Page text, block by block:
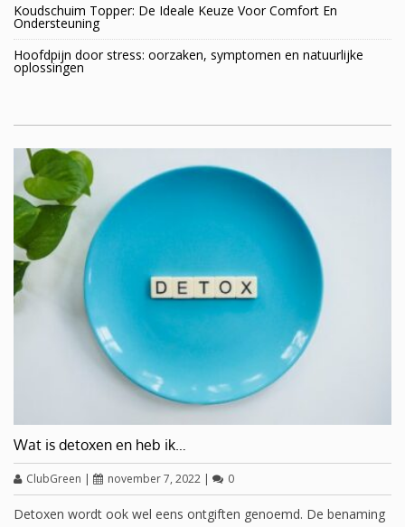
Koudschuim Topper: De Ideale Keuze Voor Comfort En
Ondersteuning
Hoofdpijn door stress: oorzaken, symptomen en natuurlijke
oplossingen
Wat is detoxen en heb ik…
ClubGreen | november 7, 2022 | 0
Detoxen wordt ook wel eens ontgiften genoemd. De benaming